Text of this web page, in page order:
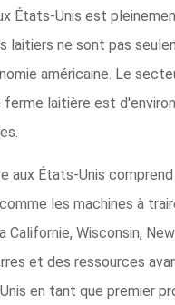
États-Unis est
laitiers ne sont pas
américaine. Le
ferme laitière est
aux États-Unis
les machines à
Wisconsin,
et des ressources
en tant que premier